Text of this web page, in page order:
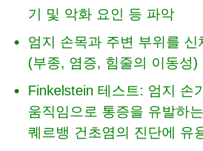
기 및 악화 요인 등 파악
엄지 손목과 주변 부위를 신
(부종, 염증, 힘줄의 이동성)
Finkelstein 테스트: 엄지 손
움직임으로 통증을 유발하
퀘르뱅 건초염의 진단에 유